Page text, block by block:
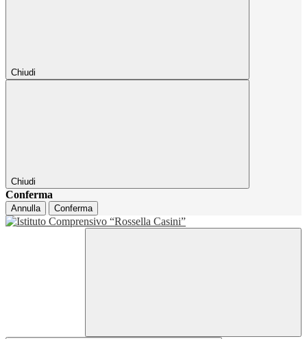
Chiudi
Chiudi
Conferma
Annulla Conferma